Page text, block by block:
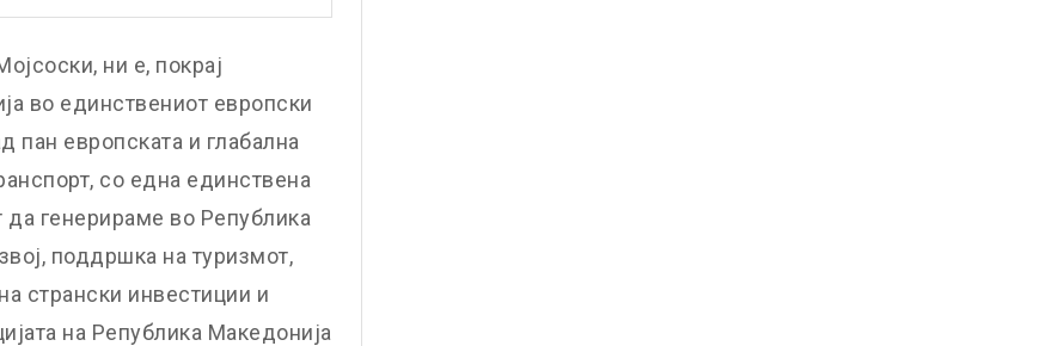
ни е, покрај
во единствениот европски
пан европската и глабална
со една единствена
да генерираме во Република
поддршка на туризмот,
странски инвестиции и
на Република Македонија